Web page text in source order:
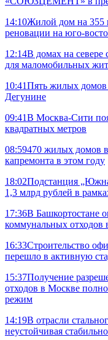
14:10Жилой дом на 355
реновации на юго-
12:14В домах на севере
для маломобильных
10:41Пять жилых
Дегунине
09:41В Москва-Сити
квадратных метров
08:59470 жилых домов
капремонта в этом году
18:02Подстанция
1,3 млрд рублей в
17:36В Башкортостане
коммунальных отходов
16:33Строительство
перешло в активную
15:37Получение
отходов в Москве
режим
14:19В отрасли
неустойчивая